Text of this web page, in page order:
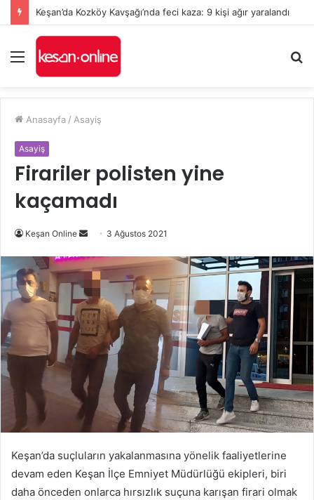
Keşan’da Kozköy Kavşağı’nda feci kaza: 9 kişi ağır yaralandı
Menü
...
Anasayfa / Asayiş
Asayiş
Firariler polisten yine
kaçamadı
Keşan Online
Bir
posta
göndermek
3 Ağustos 2021
Keşan’da suçluların yakalanmasına yönelik faaliyetlerine
devam eden Keşan İlçe Emniyet Müdürlüğü ekipleri, biri
daha önceden onlarca hırsızlık suçuna karışan firari olmak